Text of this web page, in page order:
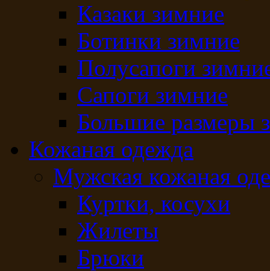
Казаки зимние
Ботинки зимние
Полусапоги
Сапоги зимние
Большие размеры
Кожаная одежда
Мужская кожаная
Куртки, косухи
Жилеты
Брюки